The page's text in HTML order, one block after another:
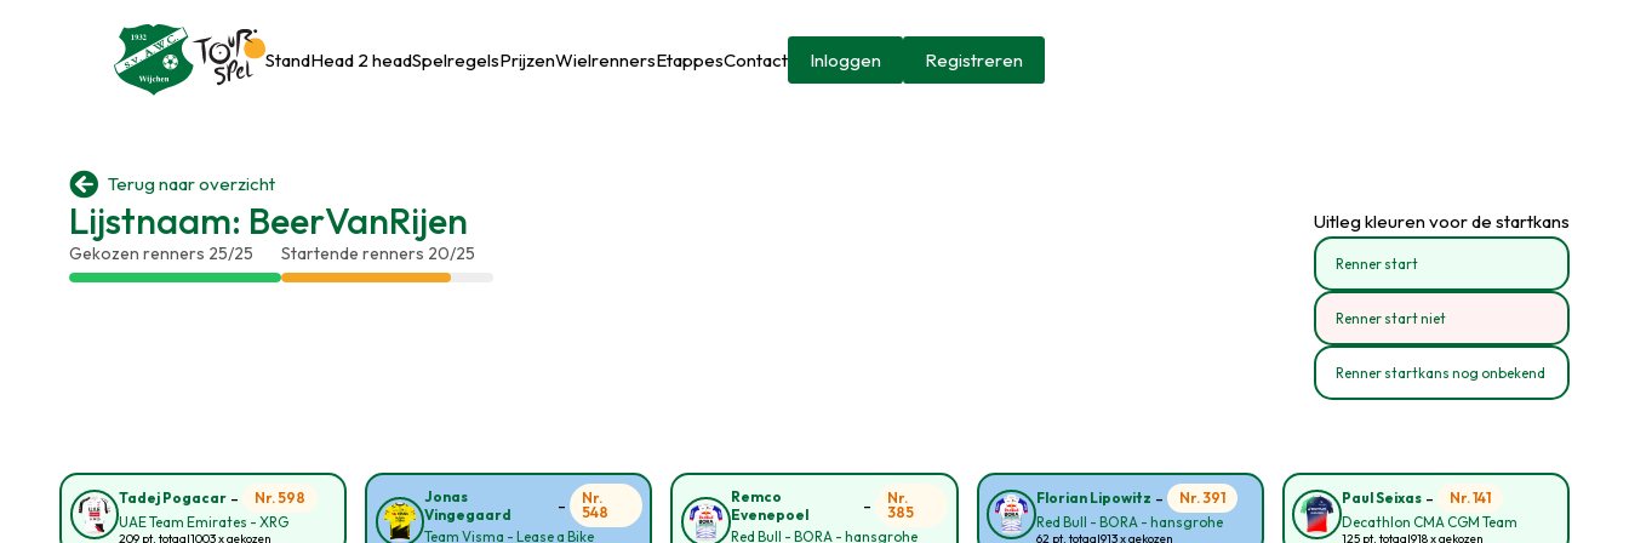
StandHead 2 headSpelregelsPrijzenWielrennersEtappesContact Inloggen Registreren
 Terug naar overzicht
Lijstnaam: BeerVanRijen
Gekozen renners 25/25 Startende renners 20/25
Uitleg kleuren voor de startkans
Renner start
Renner start niet
Renner startkans nog onbekend
Tadej Pogacar -
Nr. 598
UAE Team Emirates - XRG
209 pt. totaal1003 x gekozen
Jonas
Vingegaard
-
Nr.
548
Team Visma - Lease a Bike
Remco
Evenepoel
-
Nr.
385
Red Bull - BORA - hansgrohe
Florian Lipowitz -
Nr. 391
Red Bull - BORA - hansgrohe
62 pt. totaal913 x gekozen
Paul Seixas-
Nr. 141
Decathlon CMA CGM Team
125 pt. totaal918 x gekozen